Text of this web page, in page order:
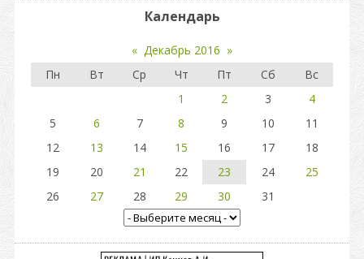
Календарь
« Декабрь 2016 »
Пн
Вт Ср Чт Пт Сб
Вс
1
2 3
4
5
6 7 8 9 10
11
12
13 14 15 16 17
18
19
20 21 22 23 24
25
26
27 28 29 30 31